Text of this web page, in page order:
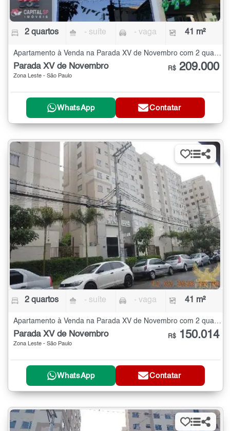
2 quartos - suíte - vaga 41 m²
Apartamento à Venda na Parada XV de Novembro com 2 quartos - 41 m²
Parada XV de Novembro
Zona Leste - São Paulo
R$ 209.000
WhatsApp Contatar
2 quartos - suíte - vaga 41 m²
Apartamento à Venda na Parada XV de Novembro com 2 quartos - 41 m²
Parada XV de Novembro
Zona Leste - São Paulo
R$ 150.014
WhatsApp Contatar